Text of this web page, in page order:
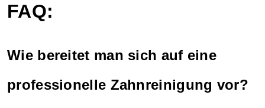
FAQ:
Wie bereitet man sich auf eine
professionelle Zahnreinigung vor?